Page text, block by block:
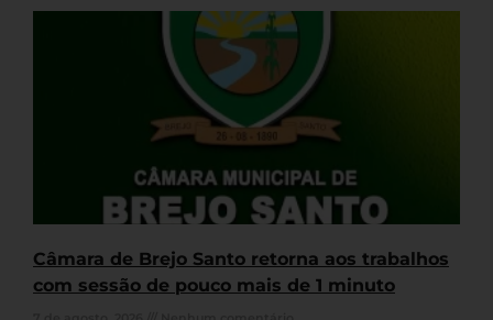
Câmara de Brejo Santo retorna aos trabalhos
com sessão de pouco mais de 1 minuto